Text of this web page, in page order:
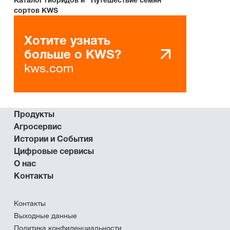
сортов KWS
Хотите узнать
больше о KWS?
kws.com
Продукты
Агросервис
Истории и События
Цифровые сервисы
О нас
Контакты
Контакты
Выходные данные
Политика конфиденциальности